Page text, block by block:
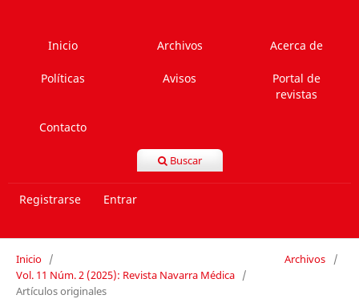
Inicio Archivos Acerca de
Políticas Avisos
Portal de
revistas
Contacto
Buscar
Registrarse Entrar
Inicio / Archivos
/
Vol. 11 Núm. 2 (2025): Revista Navarra Médica /
Artículos originales